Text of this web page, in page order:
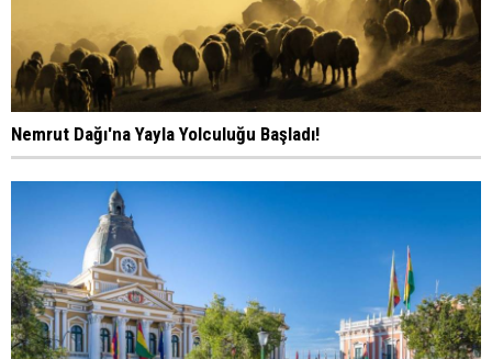
Nemrut Dağı'na Yayla Yolculuğu Başladı!